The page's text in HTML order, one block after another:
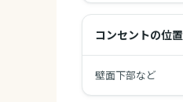
コンセントの位置
壁面下部など